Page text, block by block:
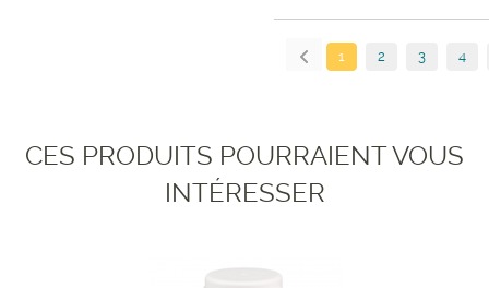
1 2 3 4
CES PRODUITS POURRAIENT VOUS
INTÉRESSER